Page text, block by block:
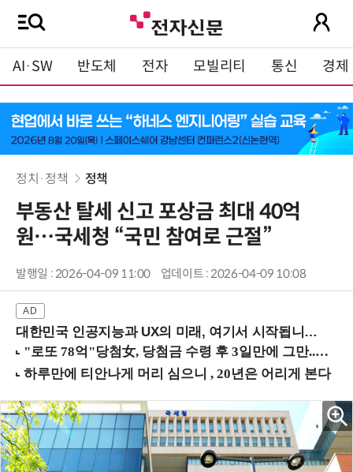
AI·SW 반도체 전자 모빌리티 통신 경제
정치·정책 정책
부동산 탈세 신고 포상금 최대 40억
원…국세청 “국민 참여로 근절”
발행일 : 2026-04-09 11:00 업데이트 : 2026-04-09 10:08
대한민국 인공지능과 UX의 미래, 여기서 시작됩니다! (9/2 강남역)